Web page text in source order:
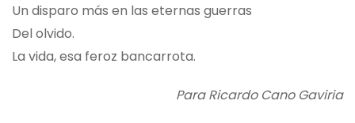
Un disparo más en las eternas guerras
Del olvido.
La vida, esa feroz bancarrota.
Para Ricardo Cano Gaviria